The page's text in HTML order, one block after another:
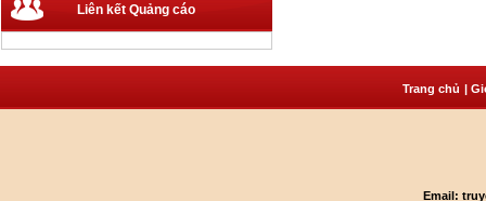
Liên kết Quảng cáo
Trang chủ |
Email: